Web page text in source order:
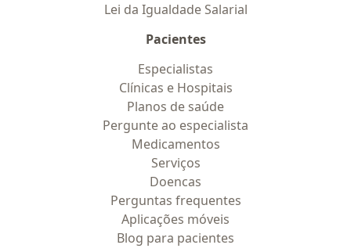
Lei da Igualdade Salarial
Pacientes
Especialistas
Clínicas e Hospitais
Planos de saúde
Pergunte ao especialista
Medicamentos
Serviços
Doencas
Perguntas frequentes
Aplicações móveis
Blog para pacientes